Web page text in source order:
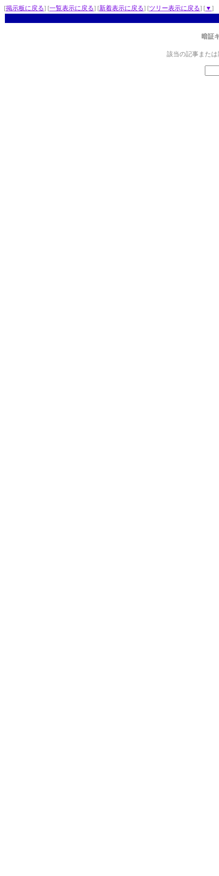
[掲示板に戻る] [一覧表示に戻る] [新着表示に戻る] [ツリー表示に戻る] [▼ ]
暗証
該当の記事また